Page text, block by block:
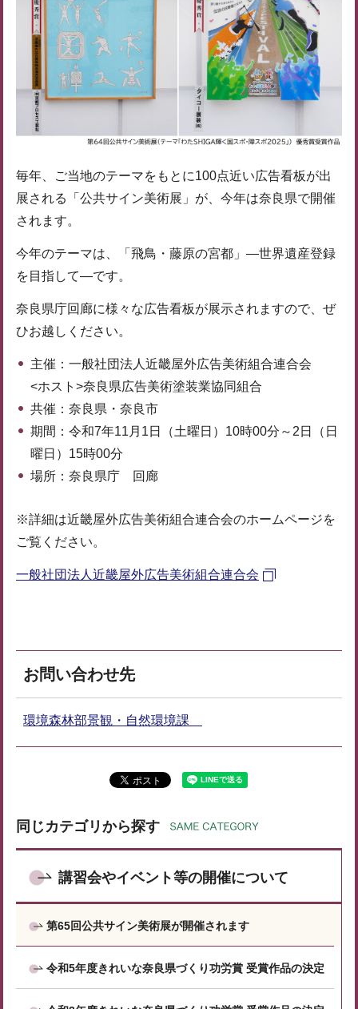
毎年、ご当地のテーマをもとに100点近い広告看板が出
展される「公共サイン美術展」が、今年は奈良県で開催
されます。
今年のテーマは、「飛鳥・藤原の宮都」―世界遺産登録
を目指して―です。
奈良県庁回廊に様々な広告看板が展示されますので、ぜ
ひお越しください。
主催：一般社団法人近畿屋外広告美術組合連合会
<ホスト>奈良県広告美術塗装業協同組合
共催：奈良県・奈良市
期間：令和7年11月1日（土曜日）10時00分～2日（日
曜日）15時00分
場所：奈良県庁 回廊
※詳細は近畿屋外広告美術組合連合会のホームページを
ご覧ください。
一般社団法人近畿屋外広告美術組合連合会
お問い合わせ先
環境森林部景観・自然環境課
同じカテゴリから探す
講習会やイベント等の開催について
第65回公共サイン美術展が開催されます
令和5年度きれいな奈良県づくり功労賞 受賞作品の決定